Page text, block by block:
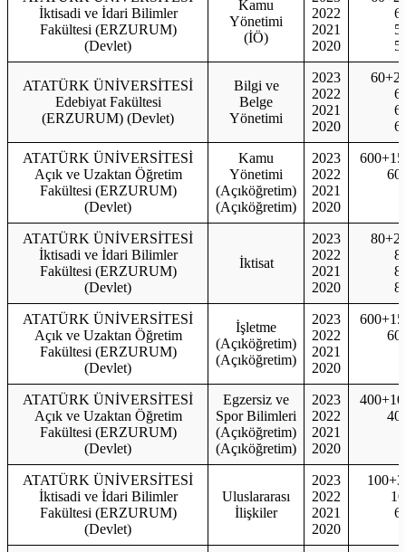
İktisadi ve İdari Bilimler
Fakültesi (ERZURUM)
(Devlet)
Kamu
Yönetimi
(İÖ)
2022
2021
2020
ATATÜRK ÜNİVERSİTESİ
Edebiyat Fakültesi
(ERZURUM) (Devlet)
Bilgi ve
Belge
Yönetimi
2023
2022
2021
2020
ATATÜRK ÜNİVERSİTESİ
Açık ve Uzaktan Öğretim
Fakültesi (ERZURUM)
(Devlet)
Kamu
Yönetimi
(Açıköğretim)
(Açıköğretim)
2023
2022
2021
2020
ATATÜRK ÜNİVERSİTESİ
İktisadi ve İdari Bilimler
Fakültesi (ERZURUM)
(Devlet)
İktisat
2023
2022
2021
2020
ATATÜRK ÜNİVERSİTESİ
Açık ve Uzaktan Öğretim
Fakültesi (ERZURUM)
(Devlet)
İşletme
(Açıköğretim)
(Açıköğretim)
2023
2022
2021
2020
ATATÜRK ÜNİVERSİTESİ
Açık ve Uzaktan Öğretim
Fakültesi (ERZURUM)
(Devlet)
Egzersiz ve
Spor Bilimleri
(Açıköğretim)
(Açıköğretim)
2023
2022
2021
2020
ATATÜRK ÜNİVERSİTESİ
İktisadi ve İdari Bilimler
Fakültesi (ERZURUM)
(Devlet)
Uluslararası
İlişkiler
2023
2022
2021
2020